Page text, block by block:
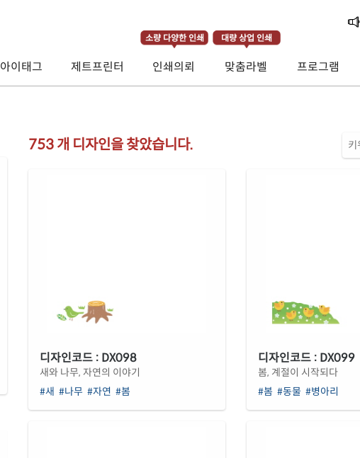
아이태그 제트프린터
소량 다양한 인쇄
인쇄의뢰
대량 상업 인쇄
맞춤라벨 프로그램
753 개 디자인을 찾았습니다.
디자인코드 : DX098
새와 나무, 자연의 이야기
#새 #나무 #자연 #봄
디자인코드 : DX099
봄, 계절이 시작되다
#봄 #동물 #병아리